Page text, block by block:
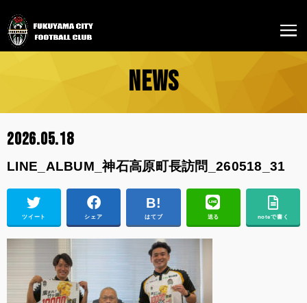
NEWS
2026.05.18
LINE_ALBUM_神石高原町長訪問_260518_31
ツイート シェア はてブ 送る noteで書く